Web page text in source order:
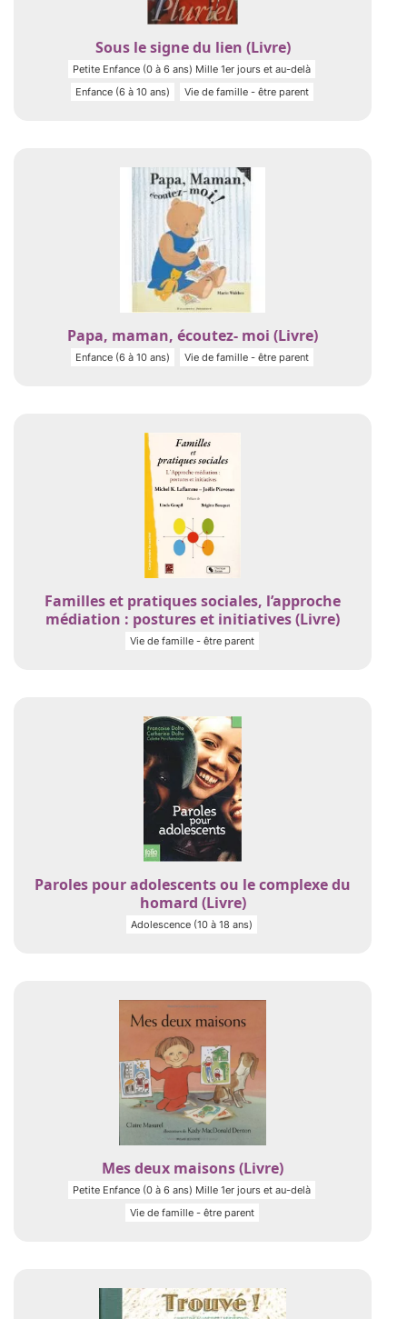
Sous le signe du lien (Livre)
Petite Enfance (0 à 6 ans) Mille 1er jours et au-delà
Enfance (6 à 10 ans)
Vie de famille - être parent
Papa, maman, écoutez- moi (Livre)
Enfance (6 à 10 ans) Vie de famille - être parent
Familles et pratiques sociales, l’approche
médiation : postures et initiatives (Livre)
Vie de famille - être parent
Paroles pour adolescents ou le complexe du
homard (Livre)
Adolescence (10 à 18 ans)
Mes deux maisons (Livre)
Petite Enfance (0 à 6 ans) Mille 1er jours et au-delà
Vie de famille - être parent